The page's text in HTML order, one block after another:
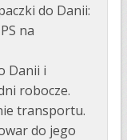
do Danii:
na
Danii i
robocze.
transportu.
do jego